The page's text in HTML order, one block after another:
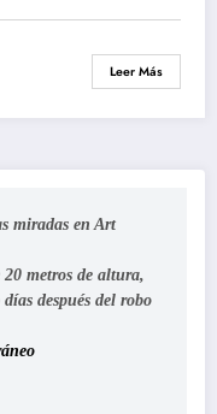
Leer Más
miradas en Art
metros de altura,
después del robo